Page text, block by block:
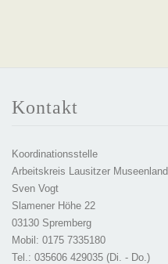
Kontakt
Koordinationsstelle
Arbeitskreis Lausitzer Museenland
Sven Vogt
Slamener Höhe 22
03130 Spremberg
Mobil: 0175 7335180
Tel.: 035606 429035 (Di. - Do.)